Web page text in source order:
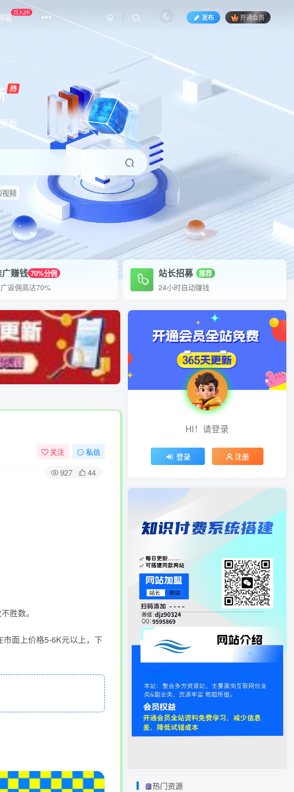
站 日入2K
发布 开通会员
新
视频
赚钱 70%分佣
返佣高达70%
站长招募 推荐
24小时自动赚钱
关注 私信
927 44
胜数。
面上价格5-6K元以上，下
HI！请登录
登录 注册
热门资源